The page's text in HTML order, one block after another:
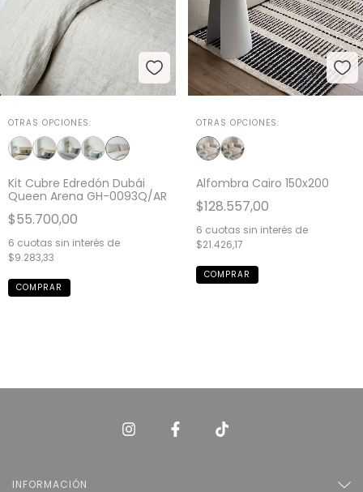
OTRAS OPCIONES:
Kit Cubre Edredón Dubái
Queen Arena GH-0093Q/AR
$55.700,00
6 cuotas sin interés de
$9.283,33
OTRAS OPCIONES:
Alfombra Cairo 150x200
$128.557,00
6 cuotas sin interés de
$21.426,17
INFORMACIÓN